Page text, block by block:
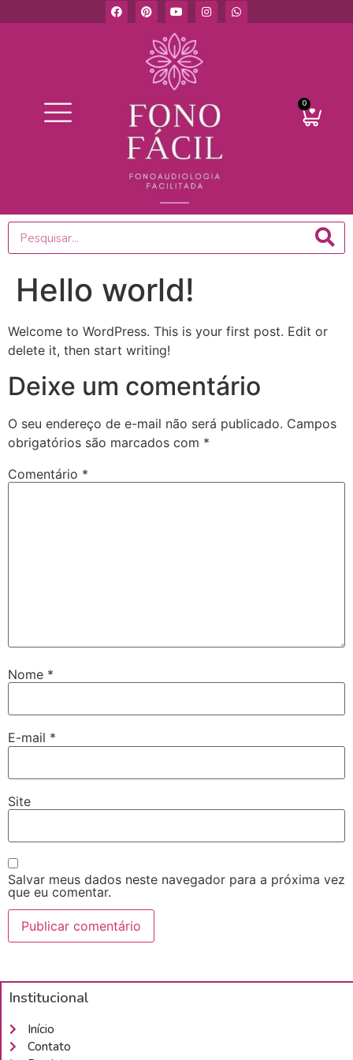
0
Hello world!
Welcome to WordPress. This is your first post. Edit or
delete it, then start writing!
Deixe um comentário
O seu endereço de e-mail não será publicado. Campos
obrigatórios são marcados com *
Comentário *
Nome *
E-mail *
Site
Salvar meus dados neste navegador para a próxima vez
que eu comentar.
Institucional
Início
Contato